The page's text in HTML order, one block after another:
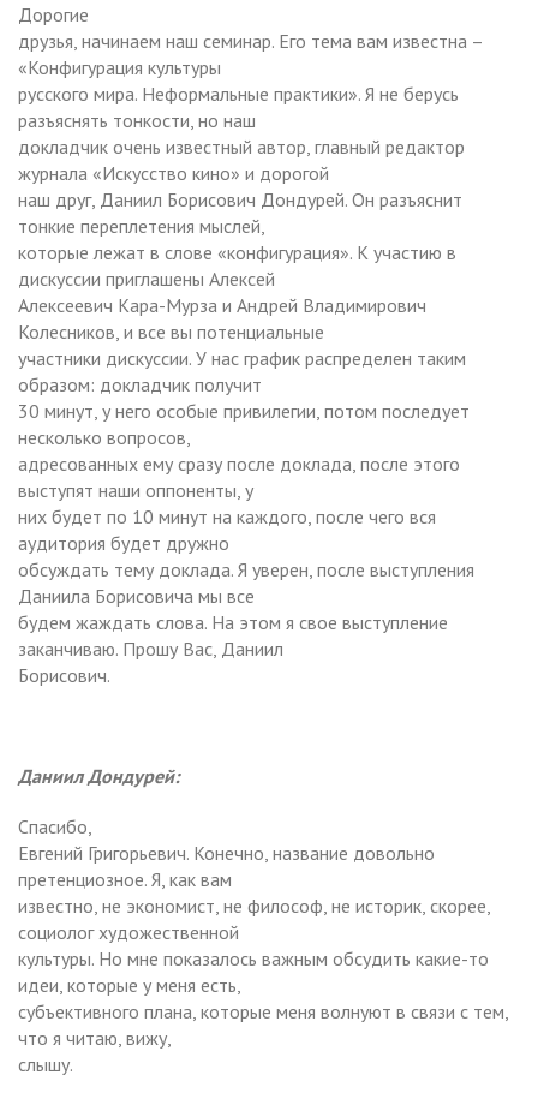
Дорогие
друзья, начинаем наш семинар. Его тема вам известна –
«Конфигурация культуры
русского мира. Неформальные практики». Я не берусь
разъяснять тонкости, но наш
докладчик очень известный автор, главный редактор
журнала «Искусство кино» и дорогой
наш друг, Даниил Борисович Дондурей. Он разъяснит
тонкие переплетения мыслей,
которые лежат в слове «конфигурация». К участию в
дискуссии приглашены Алексей
Алексеевич Кара-Мурза и Андрей Владимирович
Колесников, и все вы потенциальные
участники дискуссии. У нас график распределен таким
образом: докладчик получит
30 минут, у него особые привилегии, потом последует
несколько вопросов,
адресованных ему сразу после доклада, после этого
выступят наши оппоненты, у
них будет по 10 минут на каждого, после чего вся
аудитория будет дружно
обсуждать тему доклада. Я уверен, после выступления
Даниила Борисовича мы все
будем жаждать слова. На этом я свое выступление
заканчиваю. Прошу Вас, Даниил
Борисович.
Даниил Дондурей:
Спасибо,
Евгений Григорьевич. Конечно, название довольно
претенциозное. Я, как вам
известно, не экономист, не философ, не историк, скорее,
социолог художественной
культуры. Но мне показалось важным обсудить какие-то
идеи, которые у меня есть,
субъективного плана, которые меня волнуют в связи с тем,
что я читаю, вижу,
слышу.